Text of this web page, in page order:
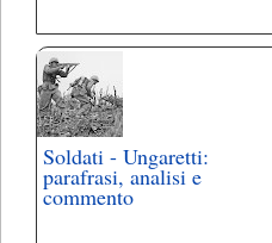
Soldati - Ungaretti:
parafrasi, analisi e
commento